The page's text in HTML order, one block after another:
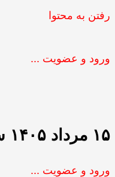
رفتن به محتوا
ورود و عضویت ...
۱۵ مرداد ۱۴۰۵ ساعت ۲۱:۱۹
ورود و عضویت ...